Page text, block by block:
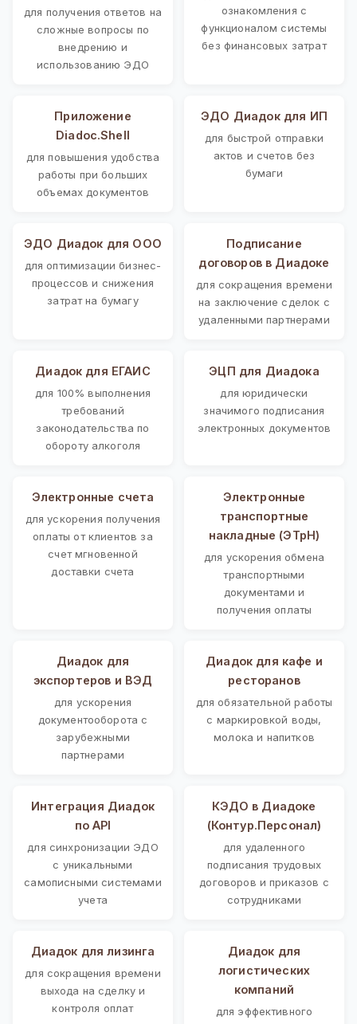
для получения ответов на
сложные вопросы по
внедрению и
использованию ЭДО
ознакомления с
функционалом системы
без финансовых затрат
Приложение
Diadoc.Shell
для повышения удобства
работы при больших
объемах документов
ЭДО Диадок для ИП
для быстрой отправки
актов и счетов без
бумаги
ЭДО Диадок для ООО
для оптимизации бизнес-
процессов и снижения
затрат на бумагу
Подписание
договоров в Диадоке
для сокращения времени
на заключение сделок с
удаленными партнерами
Диадок для ЕГАИС
для 100% выполнения
требований
законодательства по
обороту алкоголя
ЭЦП для Диадока
для юридически
значимого подписания
электронных документов
Электронные счета
для ускорения получения
оплаты от клиентов за
счет мгновенной
доставки счета
Электронные
транспортные
накладные (ЭТрН)
для ускорения обмена
транспортными
документами и
получения оплаты
Диадок для
экспортеров и ВЭД
для ускорения
документооборота с
зарубежными
партнерами
Диадок для кафе и
ресторанов
для обязательной работы
с маркировкой воды,
молока и напитков
Интеграция Диадок
по API
для синхронизации ЭДО
с уникальными
самописными системами
учета
КЭДО в Диадоке
(Контур.Персонал)
для удаленного
подписания трудовых
договоров и приказов с
сотрудниками
Диадок для лизинга
для сокращения времени
выхода на сделку и
контроля оплат
Диадок для
логистических
компаний
для эффективного